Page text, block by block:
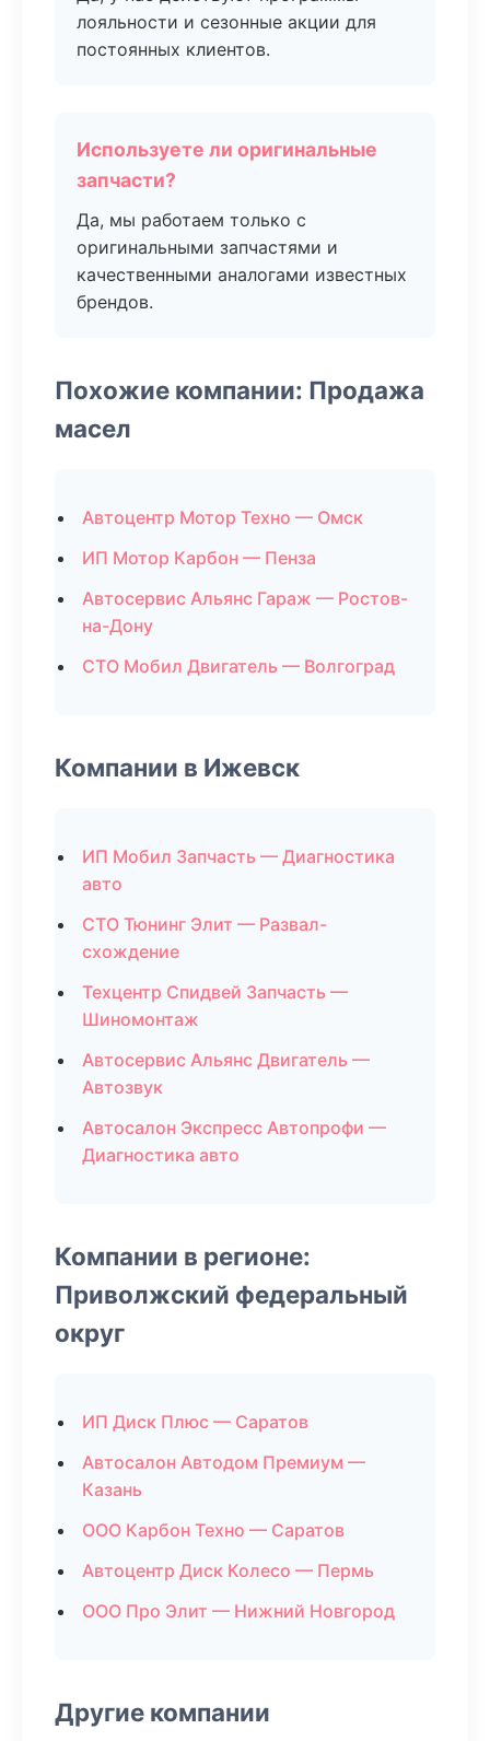
лояльности и сезонные акции для
постоянных клиентов.
Используете ли оригинальные
запчасти?
Да, мы работаем только с
оригинальными запчастями и
качественными аналогами известных
брендов.
Похожие компании: Продажа
масел
Автоцентр Мотор Техно — Омск
ИП Мотор Карбон — Пенза
Автосервис Альянс Гараж — Ростов-
на-Дону
СТО Мобил Двигатель — Волгоград
Компании в Ижевск
ИП Мобил Запчасть — Диагностика
авто
СТО Тюнинг Элит — Развал-
схождение
Техцентр Спидвей Запчасть —
Шиномонтаж
Автосервис Альянс Двигатель —
Автозвук
Автосалон Экспресс Автопрофи —
Диагностика авто
Компании в регионе:
Приволжский федеральный
округ
ИП Диск Плюс — Саратов
Автосалон Автодом Премиум —
Казань
ООО Карбон Техно — Саратов
Автоцентр Диск Колесо — Пермь
ООО Про Элит — Нижний Новгород
Другие компании